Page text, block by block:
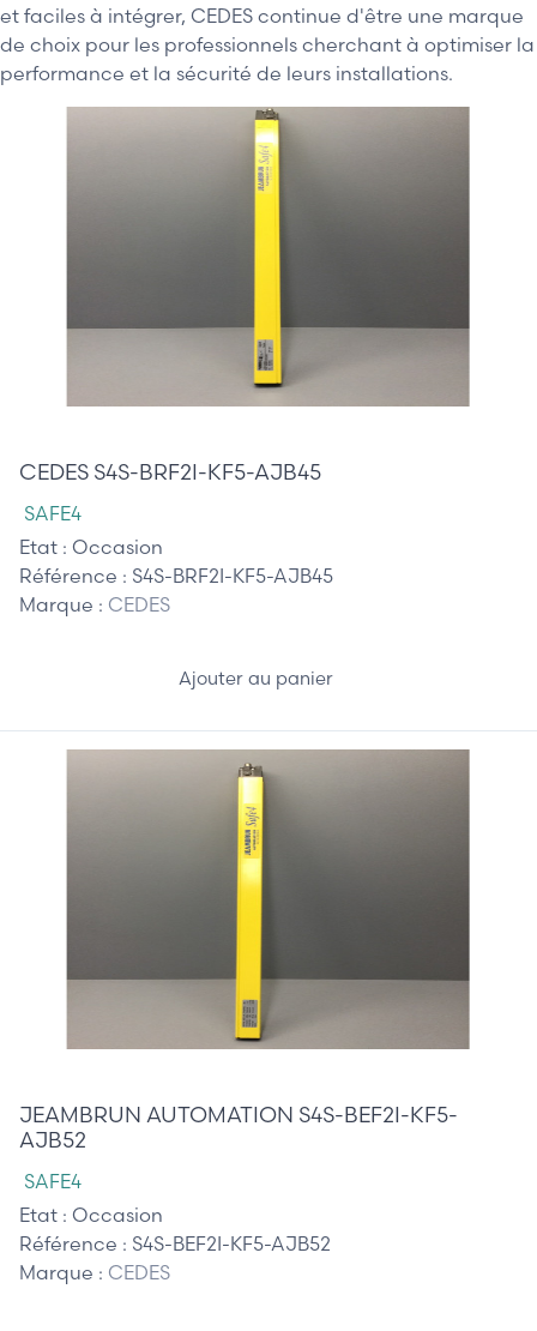
et faciles à intégrer, CEDES continue d'être une marque
de choix pour les professionnels cherchant à optimiser la
performance et la sécurité de leurs installations.
CEDES S4S-BRF2I-KF5-AJB45
SAFE4
Etat : Occasion
Référence : S4S-BRF2I-KF5-AJB45
Marque : CEDES
Ajouter au panier
JEAMBRUN AUTOMATION S4S-BEF2I-KF5-
AJB52
SAFE4
Etat : Occasion
Référence : S4S-BEF2I-KF5-AJB52
Marque : CEDES